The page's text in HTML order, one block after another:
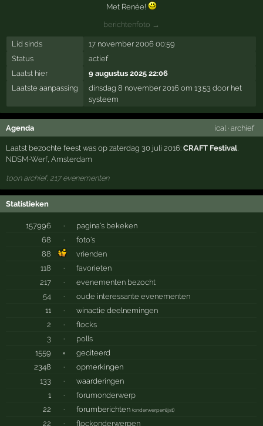
Met Renée!
berichtenfoto →
Lid sinds
17 november 2006 00:59
Status
actief
Laatst hier
9 augustus 2025 22:06
Laatste aanpassing
dinsdag 8 november 2016 om 13:53 door het
systeem
Agenda ical · archief
Laatst bezochte feest was op zaterdag 30 juli 2016:CRAFT Festival
NDSM-Werf,Amsterdam
toon archief, 217 evenementen
Statistieken
157996 ·
pagina's bekeken
68
·
foto's
88
vrienden
118
·
favorieten
217
·
evenementen bezocht
54
·
oude interessante evenementen
11
·
winactie deelnemingen
2
·
flocks
3
·
polls
1559
×
geciteerd
2348
·
opmerkingen
133
·
waarderingen
1
·
forumonderwerp
22
· forumberichten(onderwerpenlijst)
22 · flockonderwerpen